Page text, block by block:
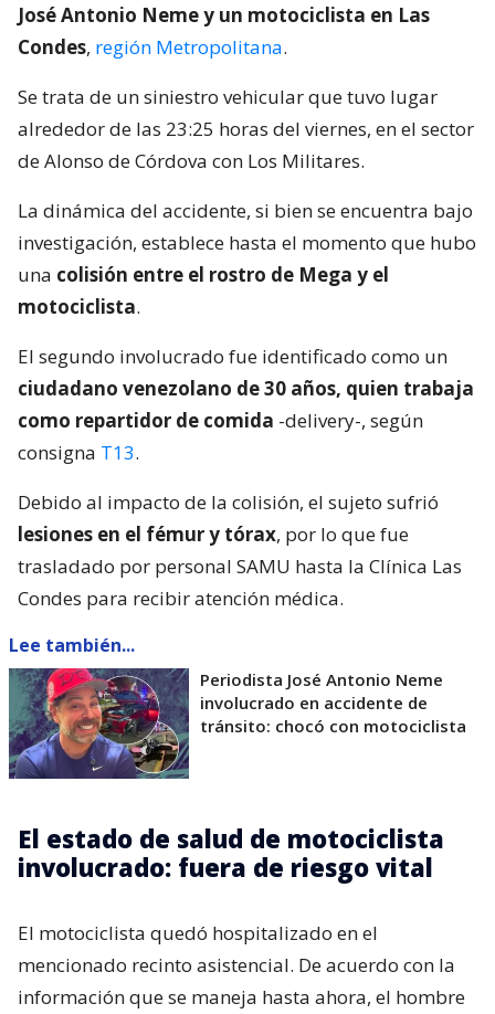
José Antonio Neme y un motociclista en Las
Condes, región Metropolitana.
Se trata de un siniestro vehicular que tuvo lugar
alrededor de las 23:25 horas del viernes, en el sector
de Alonso de Córdova con Los Militares.
La dinámica del accidente, si bien se encuentra bajo
investigación, establece hasta el momento que hubo
una colisión entre el rostro de Mega y el
motociclista.
El segundo involucrado fue identificado como un
ciudadano venezolano de 30 años, quien trabaja
como repartidor de comida -delivery-, según
consigna T13.
Debido al impacto de la colisión, el sujeto sufrió
lesiones en el fémur y tórax, por lo que fue
trasladado por personal SAMU hasta la Clínica Las
Condes para recibir atención médica.
Lee también...
Periodista José Antonio Neme
involucrado en accidente de
tránsito: chocó con motociclista
El estado de salud de motociclista
involucrado: fuera de riesgo vital
El motociclista quedó hospitalizado en el
mencionado recinto asistencial. De acuerdo con la
información que se maneja hasta ahora, el hombre